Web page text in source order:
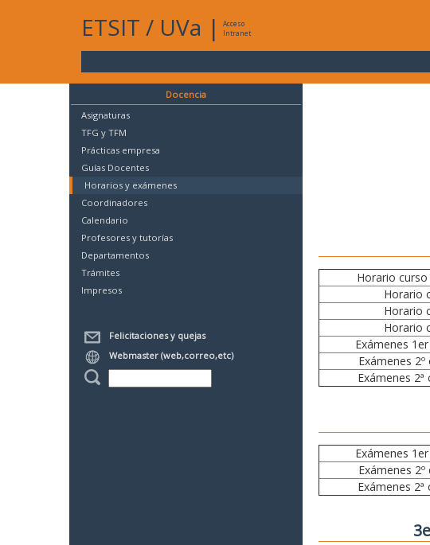
ETSIT / UVa |
Acceso
Intranet
Docencia
Asignaturas
TFG y TFM
Prácticas empresa
Guías Docentes
Horarios y exámenes
Coordinadores
Calendario
Profesores y tutorías
Departamentos
Trámites
Impresos
Felicitaciones y quejas
Webmaster (web,correo,etc)
Horario curso
Horario
Horario
Horario
Exámenes
Exámenes
Exámenes
Exámenes
Exámenes
Exámenes